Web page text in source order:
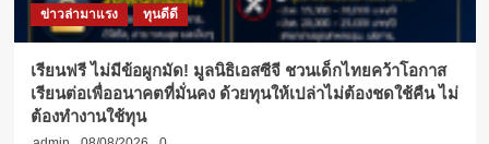
ข่าวล่ามาแรง ทุนดีดี
เรียนฟรี ไม่มีข้อผูกมัด! มูลนิธิเอสซีจี ชวนเด็กไทยคว้าโอกาส
เรียนต่อเพื่ออนาคตที่มั่นคง ด้วยทุนให้เปล่าไม่ต้องชดใช้คืน ไม่
ต้องทำงานใช้ทุน